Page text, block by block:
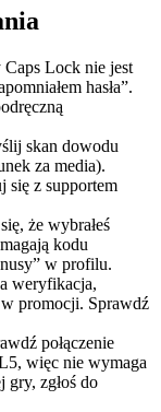
Caps Lock nie jest
hasła”.
skan dowodu
za media).
się z supportem
że wybrałeś
kodu
w profilu.
weryfikacja,
promocji. Sprawdź
połączenie
więc nie wymaga
gry, zgłoś do